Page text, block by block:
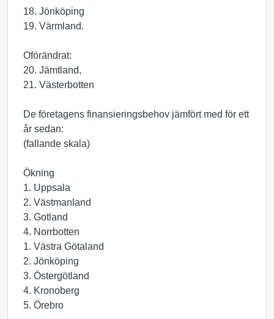
18. Jönköping
19. Värmland.
Oförändrat:
20. Jämtland,
21. Västerbotten
De företagens finansieringsbehov jämfört med för ett
år sedan:
(fallande skala)
Ökning
1. Uppsala
2. Västmanland
3. Gotland
4. Norrbotten
1. Västra Götaland
2. Jönköping
3. Östergötland
4. Kronoberg
5. Örebro